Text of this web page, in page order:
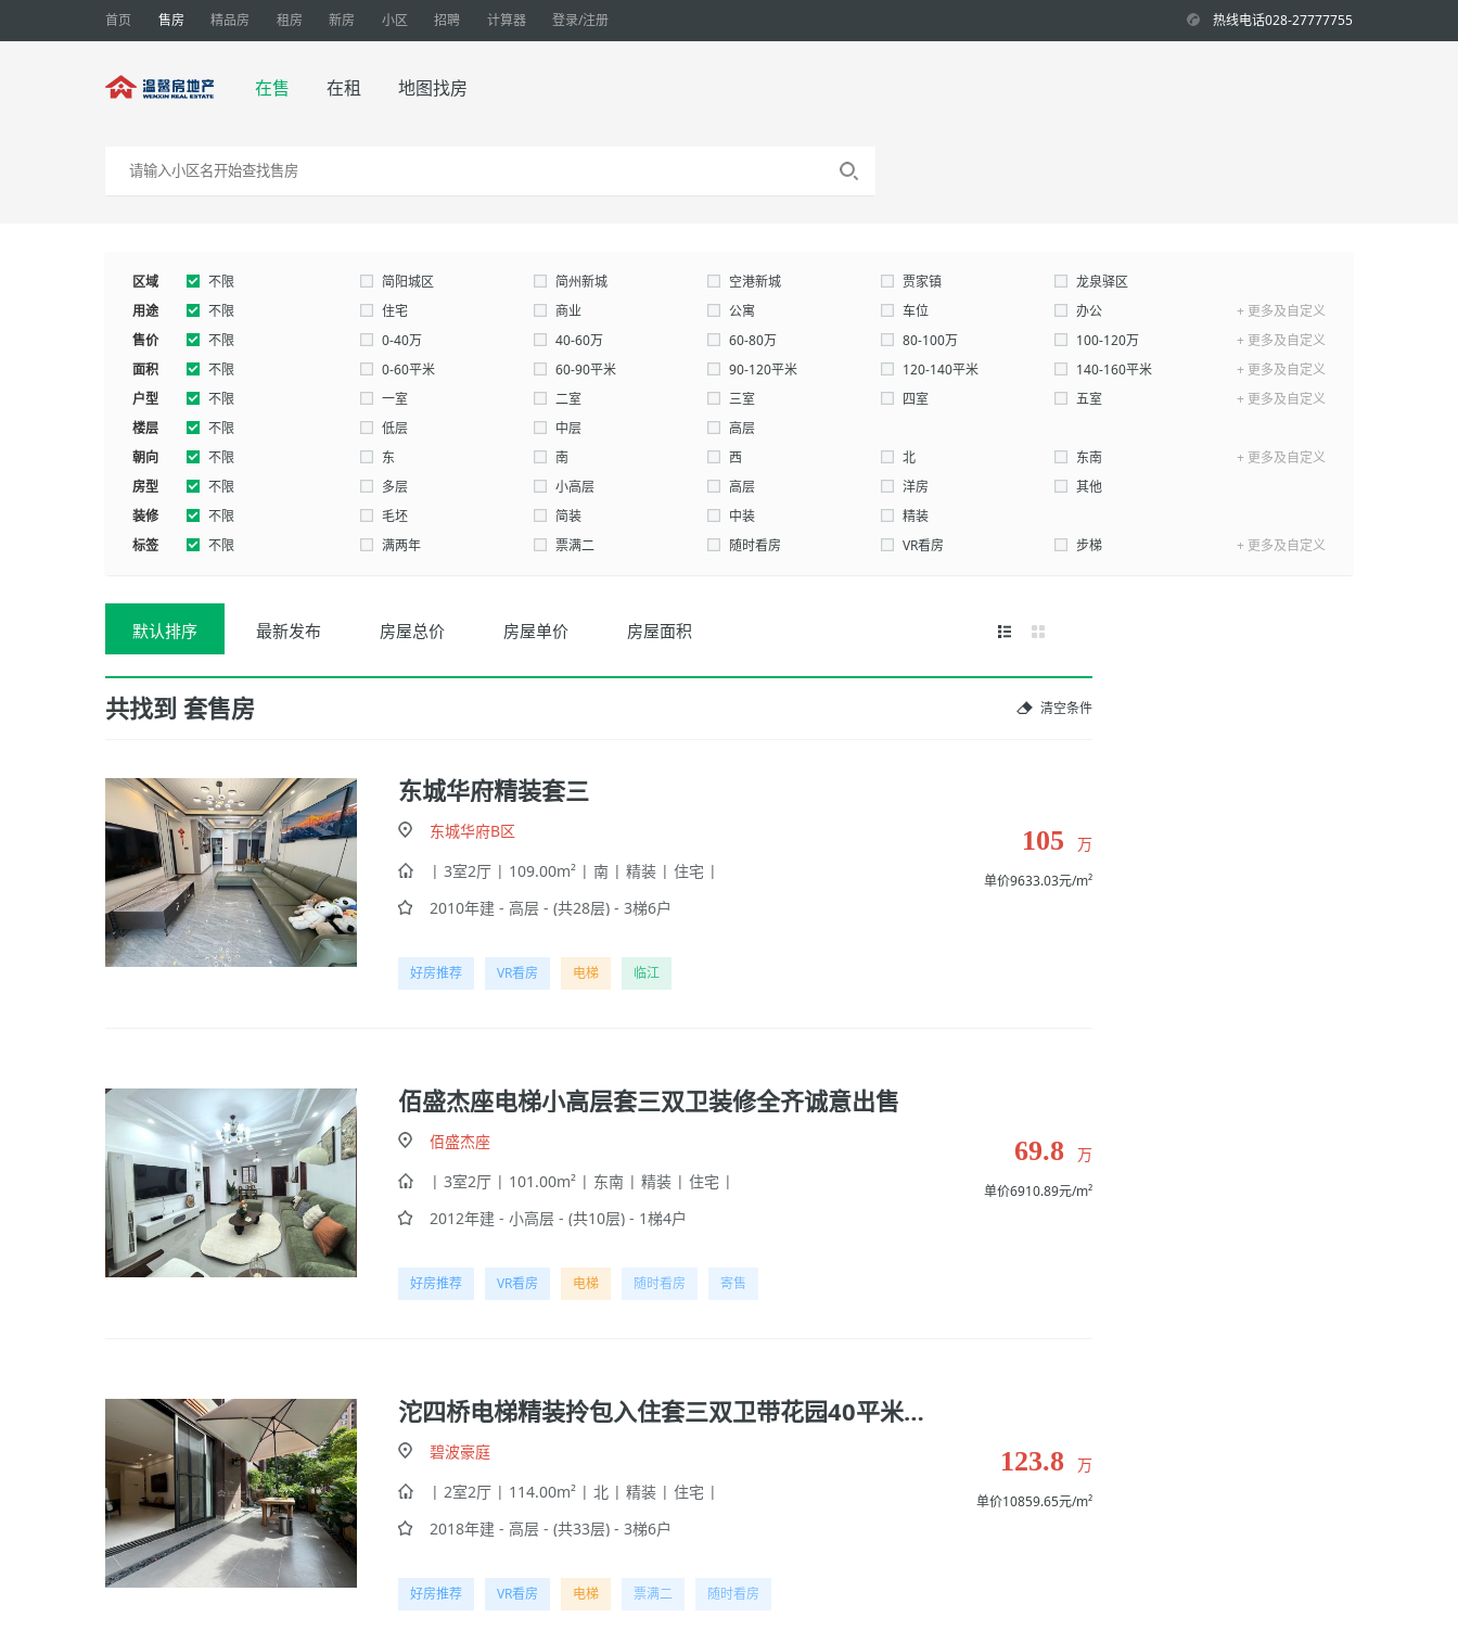
首页 售房 精品房 租房 新房 小区 招聘 计算器 登录/注册 热线电话028-27777755
在售 在租 地图找房
区域 不限 简阳城区 简州新城 空港新城 贾家镇
龙泉驿区
用途
不限 住宅 商业 公寓 车位
办公
别墅
厂房 仓库
+ 更多及自定义
售价
不限 0-40万 40-60万 60-80万 80-100万
100-120万
120-150万
150-180万 180-260万 260-0万 自定义： 万 确认
+ 更多及自定义
面积
不限 0-60平米 60-90平米 90-120平米 120-140平米
140-160平米
160-180平米
180-200平米 200-300平米 300-0平米 自定义：
+ 更多及自定义
户型
不限 一室 二室 三室 四室
五室
五室以上
+ 更多及自定义
楼层
不限 低层 中层
高层
朝向
不限 东 南 西 北
东南
西南
东北 西北
+ 更多及自定义
房型
不限 多层 小高层 高层 洋房
其他
装修
不限 毛坯 简装 中装
精装
标签
不限 满两年 票满二 随时看房 VR看房
步梯
+ 更多及自定义
默认排序 最新发布 房屋总价 房屋单价 房屋面积
共找到 套售房 清空条件
东城华府精装套三
东城华府B区
| 3室2厅 | 109.00m² | 南 | 精装 | 住宅 |
2010年建 - 高层 - (共28层) - 3梯6户
好房推荐 VR看房 电梯 临江
105 万
单价9633.03元/m²
佰盛杰座电梯小高层套三双卫装修全齐诚意出售
佰盛杰座
| 3室2厅 | 101.00m² | 东南 | 精装 | 住宅 |
2012年建 - 小高层 - (共10层) - 1梯4户
好房推荐 VR看房 电梯 随时看房 寄售
69.8 万
单价6910.89元/m²
沱四桥电梯精装拎包入住套三双卫带花园40平米带车位
碧波豪庭
| 2室2厅 | 114.00m² | 北 | 精装 | 住宅 |
2018年建 - 高层 - (共33层) - 3梯6户
好房推荐 VR看房 电梯 票满二 随时看房
123.8 万
单价10859.65元/m²